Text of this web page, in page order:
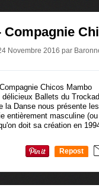
Compagnie
Novembre 2016 par
Ballets du
la Danse nous présente
entièrement masculine
doit sa création en
Repost